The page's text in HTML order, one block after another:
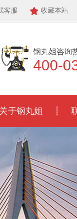
客服 收藏本站
钢丸姐咨询
400-
关于钢丸姐